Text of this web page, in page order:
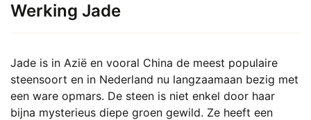
Werking Jade
Jade is in Azië en vooral China de meest populaire
steensoort en in Nederland nu langzaamaan bezig met
een ware opmars. De steen is niet enkel door haar
bijna mysterieus diepe groen gewild. Ze heeft een